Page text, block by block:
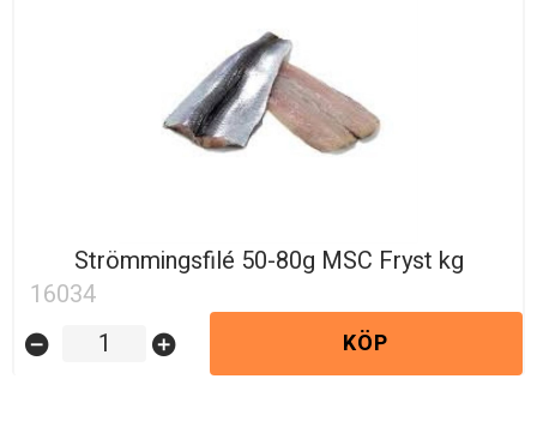
Strömmingsfilé 50-80g MSC Fryst kg
16034
remove_circle add_circle KÖP